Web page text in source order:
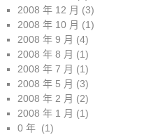
2008 年 12 月 (3)
2008 年 10 月 (1)
2008 年 9 月 (4)
2008 年 8 月 (1)
2008 年 7 月 (1)
2008 年 5 月 (3)
2008 年 2 月 (2)
2008 年 1 月 (1)
0 年 (1)